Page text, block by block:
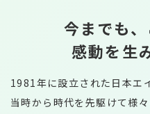
キャリア
今までも、
感動を生
1981年に設立された日本エ
当時から時代を先駆けて様